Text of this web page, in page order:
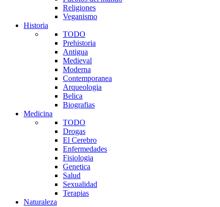
Religiones
Veganismo
Historia
TODO
Prehistoria
Antigua
Medieval
Moderna
Contemporanea
Arqueologia
Belica
Biografias
Medicina
TODO
Drogas
El Cerebro
Enfermedades
Fisiologia
Genetica
Salud
Sexualidad
Terapias
Naturaleza